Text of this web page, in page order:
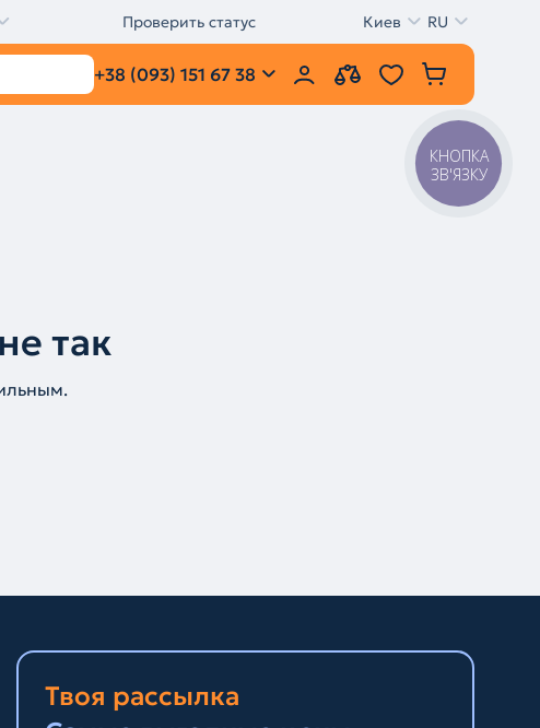
Проверить статус Киев RU
+38 (093) 151 67 38
так
Твоя рассылка
КНОПКА
ЗВ'ЯЗКУ